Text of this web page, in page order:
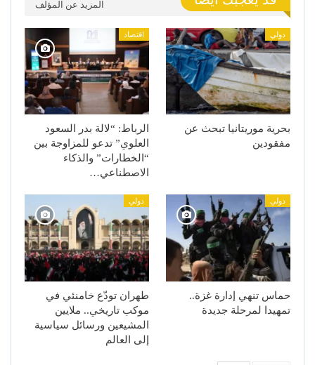
المزيد عن المؤلف
دولي
بحرية موريتانيا تبحث عن
مفقودين
اقتصاد
الرباط: “لالة بدر السعود
العلوي” تدعو للمزاوجة بين
“الخطارات” والذكاء
الاصطناعي…
دولي
حماس تنهي إدارة غزة..
تمهيدا لمرحلة جديدة
دولي
طهران تودّع خامنئي في
موكب تاريخي.. ملايين
المشيعين ورسائل سياسية
إلى العالم